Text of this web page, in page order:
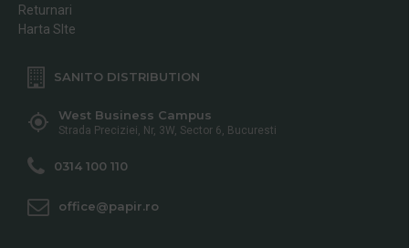
Returnari
Harta SIte
SANITO DISTRIBUTION
West Business Campus
Strada Preciziei, Nr, 3W, Sector 6, Bucuresti
0314 100 110
office@papir.ro